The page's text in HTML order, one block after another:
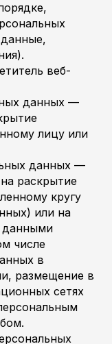
веб-
данных —
лицу или
данных —
раскрытие
кругу
или на
данными
числе
в
размещение в
сетях